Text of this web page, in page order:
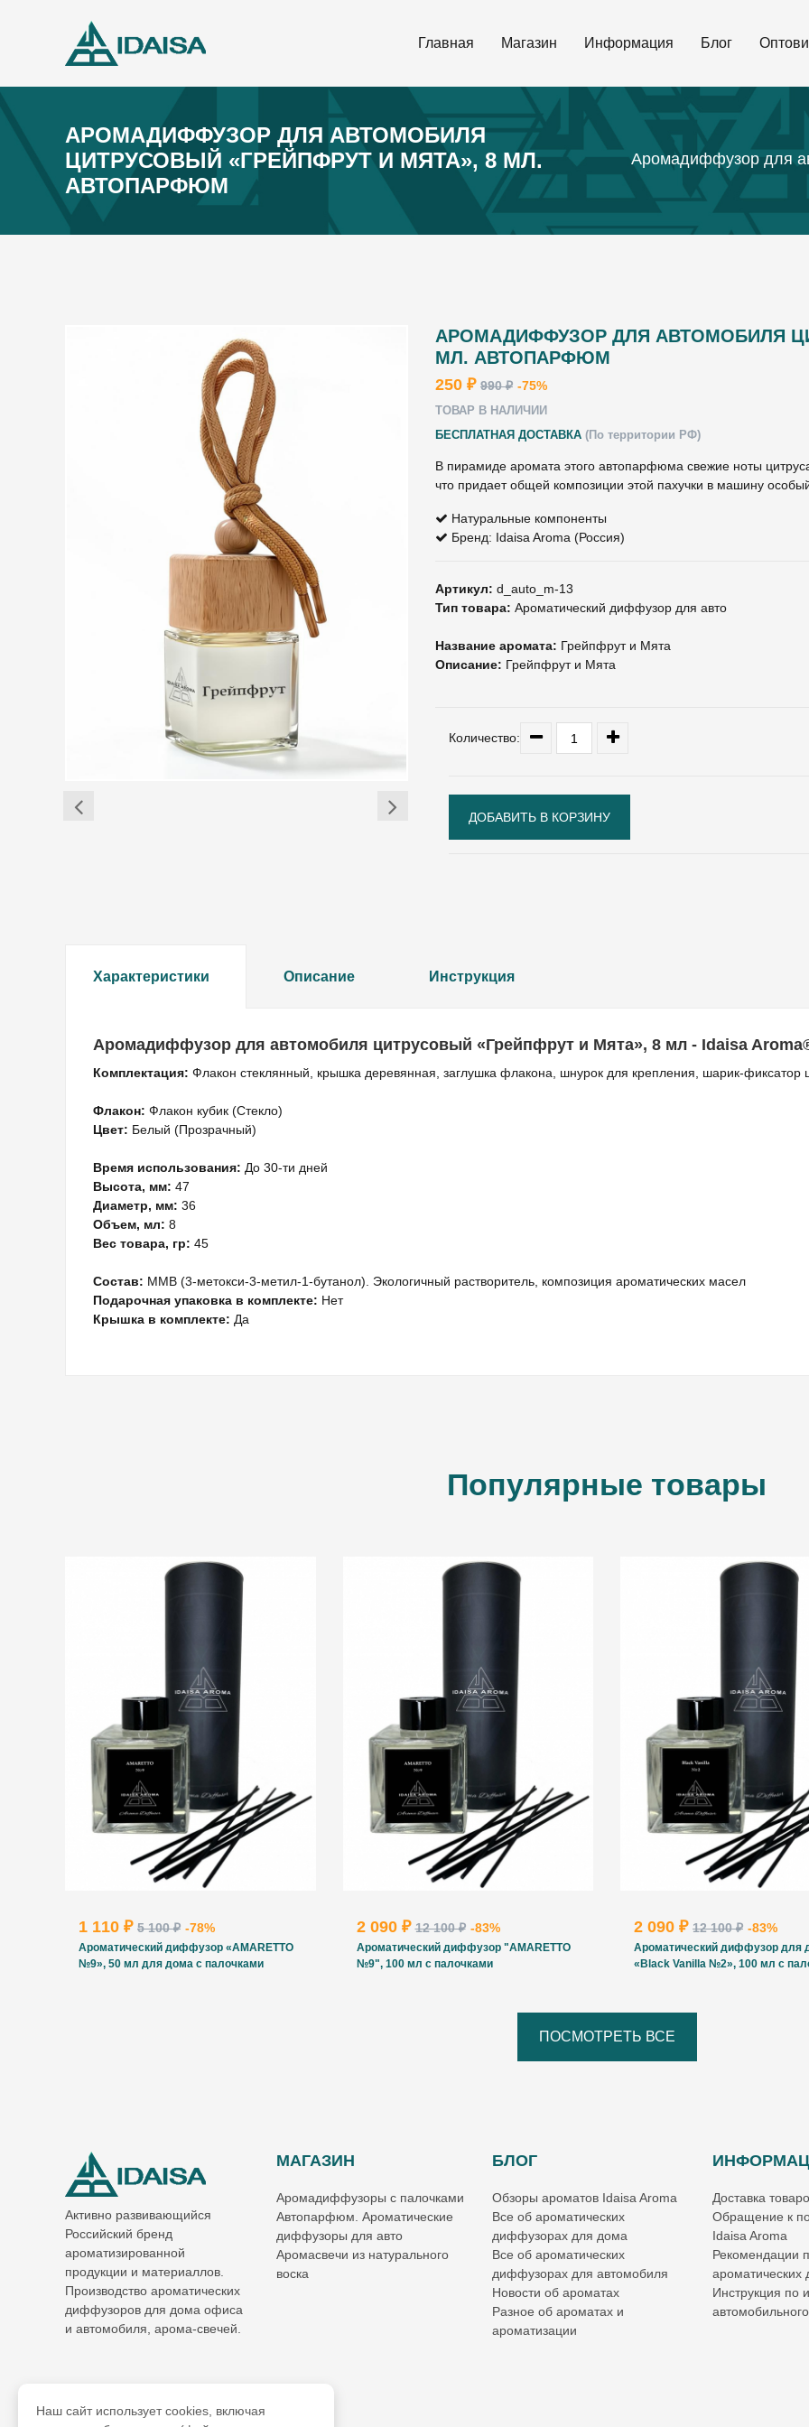
Главная Магазин Информация Блог
АРОМАДИФФУЗОР ДЛЯ АВТОМОБИЛЯ
ЦИТРУСОВЫЙ «ГРЕЙПФРУТ И МЯТА», 8 МЛ.
АВТОПАРФЮМ
Аромадиффузор для
АРОМАДИФФУЗОР ДЛЯ АВТОМОБИЛЯ
МЛ. АВТОПАРФЮМ
250 ₽ 990 ₽ -75%
ТОВАР В НАЛИЧИИ
БЕСПЛАТНАЯ ДОСТАВКА (По территории РФ)
В пирамиде аромата этого автопарфюма свежие ноты
что придает общей композиции этой пахучки в машину
Натуральные компоненты
Бренд: Idaisa Aroma (Россия)
Артикул: d_auto_m-13
Тип товара: Ароматический диффузор для авто
Название аромата: Грейпфрут и Мята
Описание: Грейпфрут и Мята
Количество:
Характеристики Описание Инструкция
Аромадиффузор для автомобиля цитрусовый «Грейпфрут и Мята», 8 мл - Idaisa
Комплектация: Флакон стеклянный, крышка деревянная, заглушка флакона, шнурок для крепления, шарик-фиксатор
Флакон: Флакон кубик (Стекло)
Цвет: Белый (Прозрачный)
Время использования: До 30-ти дней
Высота, мм: 47
Диаметр, мм: 36
Объем, мл: 8
Вес товара, гр: 45
Состав: MMB (3-метокси-3-метил-1-бутанол). Экологичный растворитель, композиция ароматических масел
Подарочная упаковка в комплекте: Нет
Крышка в комплекте: Да
Популярные товары
1 110 ₽ 5 100 ₽ -78%
Ароматический диффузор «AMARETTO
№9», 50 мл для дома с палочками
2 090 ₽12 100 ₽ -83%
Ароматический диффузор "AMARETTO
№9", 100 мл с палочками
2 090 ₽ 12 100 ₽ -83%
Ароматический диффузор для
«Black Vanilla №2», 100 мл с
ПОСМОТРЕТЬ ВСЕ
Активно развивающийся
Российский бренд
ароматизированной
продукции и материаллов.
Производство ароматических
диффузоров для дома офиса
и автомобиля, арома-свечей.
МАГАЗИН
Аромадиффузоры с палочками
Автопарфюм. Ароматические
диффузоры для авто
Аромасвечи из натурального
воска
БЛОГ
Обзоры ароматов Idaisa Aroma
Все об ароматических
диффузорах для дома
Все об ароматических
диффузорах для автомобиля
Новости об ароматах
Разное об ароматах и
ароматизации
Доставка
Обращение к
Idaisa Aroma
Рекомендации
Инструкция по
Наш сайт использует cookies, включая